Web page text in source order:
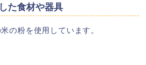
た食材や器具
の粉を使用しています。